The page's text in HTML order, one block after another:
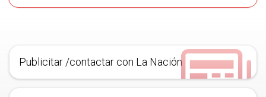
Publicitar /contactar con La Nación